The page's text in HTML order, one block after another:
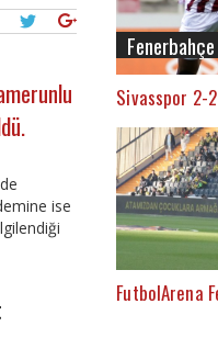
ise
Fenerbahçe
Sivasspor 2-
FutbolArena